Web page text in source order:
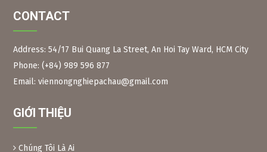
Figure 2:Neem branches, leaves and long fruits The
scientific name of the Indian neem tree is Azadirachta
Indica, Meliaceae family. Same family as the Xoan tree in
Neem leaves are used as a natural pesticide to preserve
some foods. Because of their toxicity, Xoan leaves and fruit
CONTACT
Address: 54/17 Bui Quang La Street, An Hoi Tay Ward, HCM City
Phone: (+84) 989 596 877
Email: viennongnghiepachau@gmail.com
GIỚI THIỆU
Chúng Tôi Là Ai